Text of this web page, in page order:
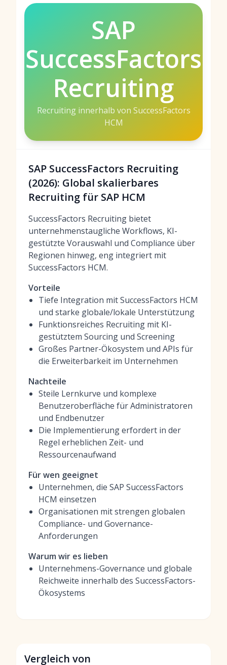
SAP
SuccessFactors
Recruiting
Recruiting innerhalb von SuccessFactors
HCM
SAP SuccessFactors Recruiting
(2026): Global skalierbares
Recruiting für SAP HCM
SuccessFactors Recruiting bietet
unternehmenstaugliche Workflows, KI-
gestützte Vorauswahl und Compliance über
Regionen hinweg, eng integriert mit
SuccessFactors HCM.
Vorteile
Tiefe Integration mit SuccessFactors HCM
und starke globale/lokale Unterstützung
Funktionsreiches Recruiting mit KI-
gestütztem Sourcing und Screening
Großes Partner-Ökosystem und APIs für
die Erweiterbarkeit im Unternehmen
Nachteile
Steile Lernkurve und komplexe
Benutzeroberfläche für Administratoren
und Endbenutzer
Die Implementierung erfordert in der
Regel erheblichen Zeit- und
Ressourcenaufwand
Für wen geeignet
Unternehmen, die SAP SuccessFactors
HCM einsetzen
Organisationen mit strengen globalen
Compliance- und Governance-
Anforderungen
Warum wir es lieben
Unternehmens-Governance und globale
Reichweite innerhalb des SuccessFactors-
Ökosystems
Vergleich von